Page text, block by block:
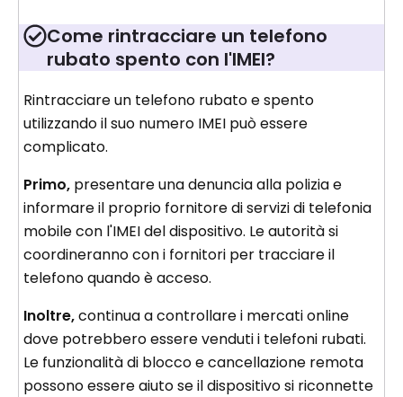
Come rintracciare un telefono
rubato spento con l'IMEI?
Rintracciare un telefono rubato e spento
utilizzando il suo numero IMEI può essere
complicato.
Primo, presentare una denuncia alla polizia e
informare il proprio fornitore di servizi di telefonia
mobile con l'IMEI del dispositivo. Le autorità si
coordineranno con i fornitori per tracciare il
telefono quando è acceso.
Inoltre,continua a controllare i mercati online
dove potrebbero essere venduti i telefoni rubati.
Le funzionalità di blocco e cancellazione remota
possono essere aiuto se il dispositivo si riconnette